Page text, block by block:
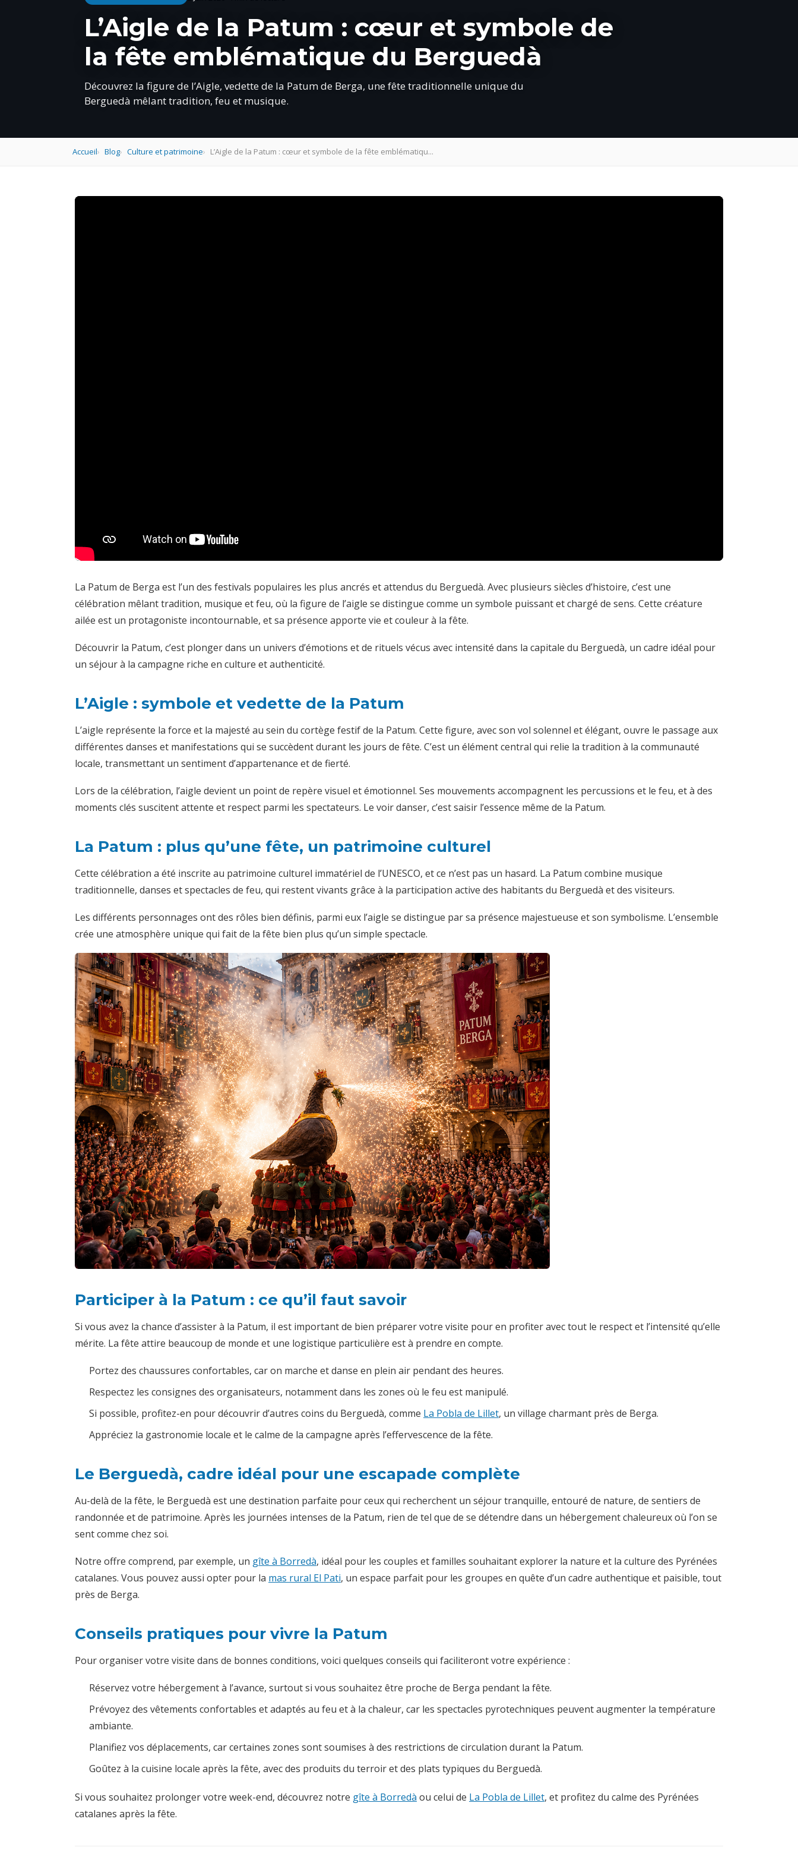
L’Aigle de la Patum : cœur et symbole de
la fête emblématique du Berguedà
Découvrez la figure de l’Aigle, vedette de la Patum de Berga, une fête traditionnelle unique du
Berguedà mêlant tradition, feu et musique.
Accueil Blog Culture et patrimoine L’Aigle de la Patum : cœur et symbole de la fête emblématiqu...
La Patum de Berga est l’un des festivals populaires les plus ancrés et attendus du Berguedà. Avec plusieurs siècles d’histoire, c’est une
célébration mêlant tradition, musique et feu, où la figure de l’aigle se distingue comme un symbole puissant et chargé de sens. Cette créature
ailée est un protagoniste incontournable, et sa présence apporte vie et couleur à la fête.
Découvrir la Patum, c’est plonger dans un univers d’émotions et de rituels vécus avec intensité dans la capitale du Berguedà, un cadre idéal pour
un séjour à la campagne riche en culture et authenticité.
L’Aigle : symbole et vedette de la Patum
L’aigle représente la force et la majesté au sein du cortège festif de la Patum. Cette figure, avec son vol solennel et élégant, ouvre le passage aux
différentes danses et manifestations qui se succèdent durant les jours de fête. C’est un élément central qui relie la tradition à la communauté
locale, transmettant un sentiment d’appartenance et de fierté.
Lors de la célébration, l’aigle devient un point de repère visuel et émotionnel. Ses mouvements accompagnent les percussions et le feu, et à des
moments clés suscitent attente et respect parmi les spectateurs. Le voir danser, c’est saisir l’essence même de la Patum.
La Patum : plus qu’une fête, un patrimoine culturel
Cette célébration a été inscrite au patrimoine culturel immatériel de l’UNESCO, et ce n’est pas un hasard. La Patum combine musique
traditionnelle, danses et spectacles de feu, qui restent vivants grâce à la participation active des habitants du Berguedà et des visiteurs.
Les différents personnages ont des rôles bien définis, parmi eux l’aigle se distingue par sa présence majestueuse et son symbolisme. L’ensemble
crée une atmosphère unique qui fait de la fête bien plus qu’un simple spectacle.
Participer à la Patum : ce qu’il faut savoir
Si vous avez la chance d’assister à la Patum, il est important de bien préparer votre visite pour en profiter avec tout le respect et l’intensité qu’elle
mérite. La fête attire beaucoup de monde et une logistique particulière est à prendre en compte.
Portez des chaussures confortables, car on marche et danse en plein air pendant des heures.
Respectez les consignes des organisateurs, notamment dans les zones où le feu est manipulé.
Si possible, profitez-en pour découvrir d’autres coins du Berguedà, comme La Pobla de Lillet, un village charmant près de Berga.
Appréciez la gastronomie locale et le calme de la campagne après l’effervescence de la fête.
Le Berguedà, cadre idéal pour une escapade complète
Au-delà de la fête, le Berguedà est une destination parfaite pour ceux qui recherchent un séjour tranquille, entouré de nature, de sentiers de
randonnée et de patrimoine. Après les journées intenses de la Patum, rien de tel que de se détendre dans un hébergement chaleureux où l’on se
sent comme chez soi.
Notre offre comprend, par exemple, un gîte à Borredà, idéal pour les couples et familles souhaitant explorer la nature et la culture des Pyrénées
catalanes. Vous pouvez aussi opter pour la mas rural El Pati, un espace parfait pour les groupes en quête d’un cadre authentique et paisible, tout
près de Berga.
Conseils pratiques pour vivre la Patum
Pour organiser votre visite dans de bonnes conditions, voici quelques conseils qui faciliteront votre expérience :
Réservez votre hébergement à l’avance, surtout si vous souhaitez être proche de Berga pendant la fête.
Prévoyez des vêtements confortables et adaptés au feu et à la chaleur, car les spectacles pyrotechniques peuvent augmenter la température
ambiante.
Planifiez vos déplacements, car certaines zones sont soumises à des restrictions de circulation durant la Patum.
Goûtez à la cuisine locale après la fête, avec des produits du terroir et des plats typiques du Berguedà.
Si vous souhaitez prolonger votre week-end, découvrez notre gîte à Borredà ou celui de La Pobla de Lillet, et profitez du calme des Pyrénées
catalanes après la fête.